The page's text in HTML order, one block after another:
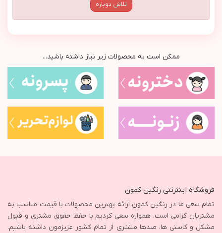
تلاش دوباره
ممکن است به محصولات زیر نیاز داشته باشید...
فروشگاه اینترنتی رنگین کمون
تمام سعی ما در رنگین کمون ارائه بهترین محصولات با قیمت مناسب به
مشتریان گرامی است. همواره سعی کردیم با حفظ حقوق مشتری و قبول
مشکل و کاستی ها، صدها مشتری از تمام کشور عزیزمون داشته باشیم.